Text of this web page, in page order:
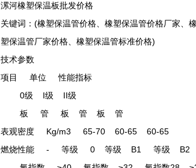
漯河橡塑保温板批发价格
关键词：(橡塑保温管价格、橡塑保温管价格厂家、
塑保温管厂家价格、橡塑保温管标准价格)
技术参数
项目 单位 性能指标
0级 I级 II级
板 管 板 管 板 管
表观密度 Kg/m3 65-70 60-65 60-65
燃烧性能 - 等级 0 等级 B1 等级 B2